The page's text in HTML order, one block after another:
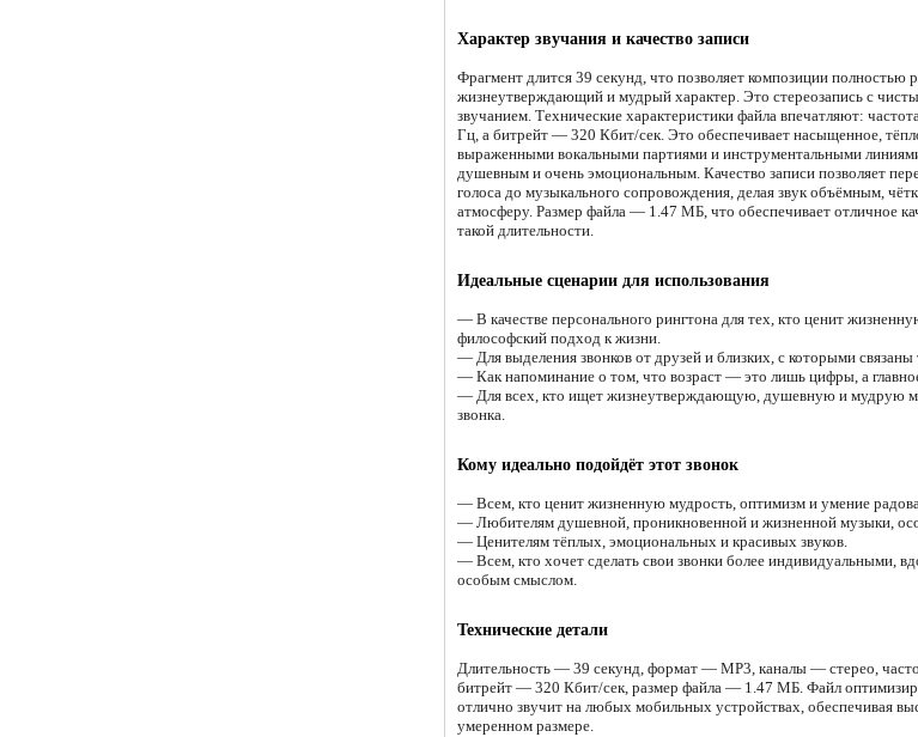
Характер звучания и качество записи
Фрагмент длится 39 секунд, что позволяет композиции полностью
жизнеутверждающий и мудрый характер. Это стереозапись с
звучанием. Технические характеристики файла впечатляют:
Гц, а битрейт — 320 Кбит/сек. Это обеспечивает насыщенное,
выраженными вокальными партиями и инструментальными
душевным и очень эмоциональным. Качество записи позволяет
голоса до музыкального сопровождения, делая звук объёмным,
атмосферу. Размер файла — 1.47 МБ, что обеспечивает отличное
такой длительности.
Идеальные сценарии для использования
— В качестве персонального рингтона для тех, кто ценит
философский подход к жизни.
— Для выделения звонков от друзей и близких, с которыми
— Как напоминание о том, что возраст — это лишь цифры, а
— Для всех, кто ищет жизнеутверждающую, душевную и мудрую
звонка.
Кому идеально подойдёт этот звонок
— Всем, кто ценит жизненную мудрость, оптимизм и умение
— Любителям душевной, проникновенной и жизненной музыки,
— Ценителям тёплых, эмоциональных и красивых звуков.
— Всем, кто хочет сделать свои звонки более индивидуальными,
особым смыслом.
Технические детали
Длительность — 39 секунд, формат — MP3, каналы — стерео,
битрейт — 320 Кбит/сек, размер файла — 1.47 МБ. Файл
отлично звучит на любых мобильных устройствах, обеспечивая
умеренном размере.